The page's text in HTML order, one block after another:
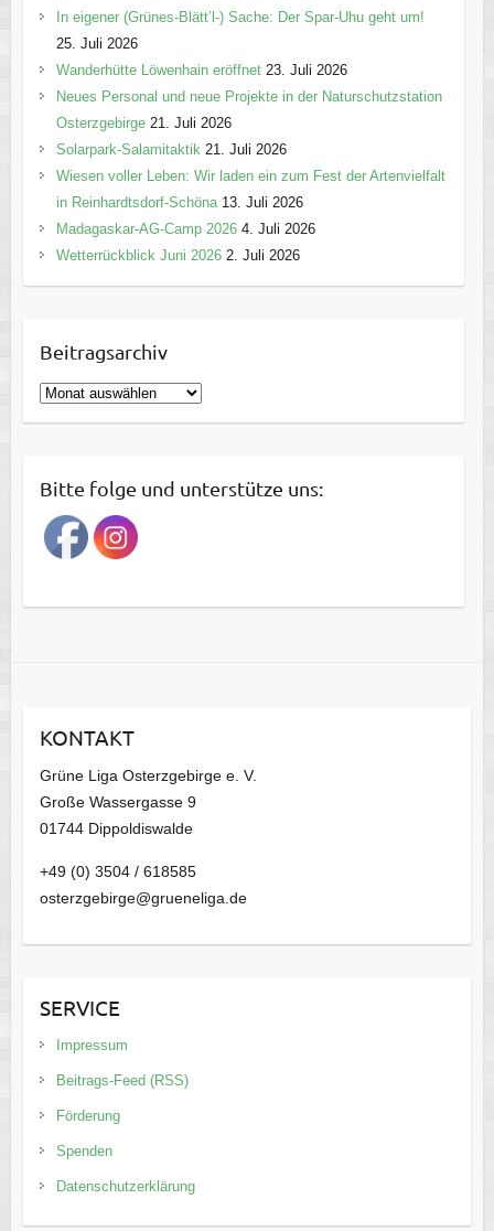
In eigener (Grünes-Blätt’l-) Sache: Der Spar-Uhu geht um!
25. Juli 2026
Wanderhütte Löwenhain eröffnet 23. Juli 2026
Neues Personal und neue Projekte in der Naturschutzstation
Osterzgebirge 21. Juli 2026
Solarpark-Salamitaktik 21. Juli 2026
Wiesen voller Leben: Wir laden ein zum Fest der Artenvielfalt
in Reinhardtsdorf-Schöna 13. Juli 2026
Madagaskar-AG-Camp 2026 4. Juli 2026
Wetterrückblick Juni 2026 2. Juli 2026
Beitragsarchiv
B
e
r
a
g
a
v
Bitte folge und unterstütze uns:
KONTAKT
Grüne Liga Osterzgebirge e. V.
Große Wassergasse 9
01744 Dippoldiswalde
+49 (0) 3504 / 618585
osterzgebirge@grueneliga.de
SERVICE
Impressum
Beitrags-Feed (RSS)
Förderung
Spenden
Datenschutzerklärung